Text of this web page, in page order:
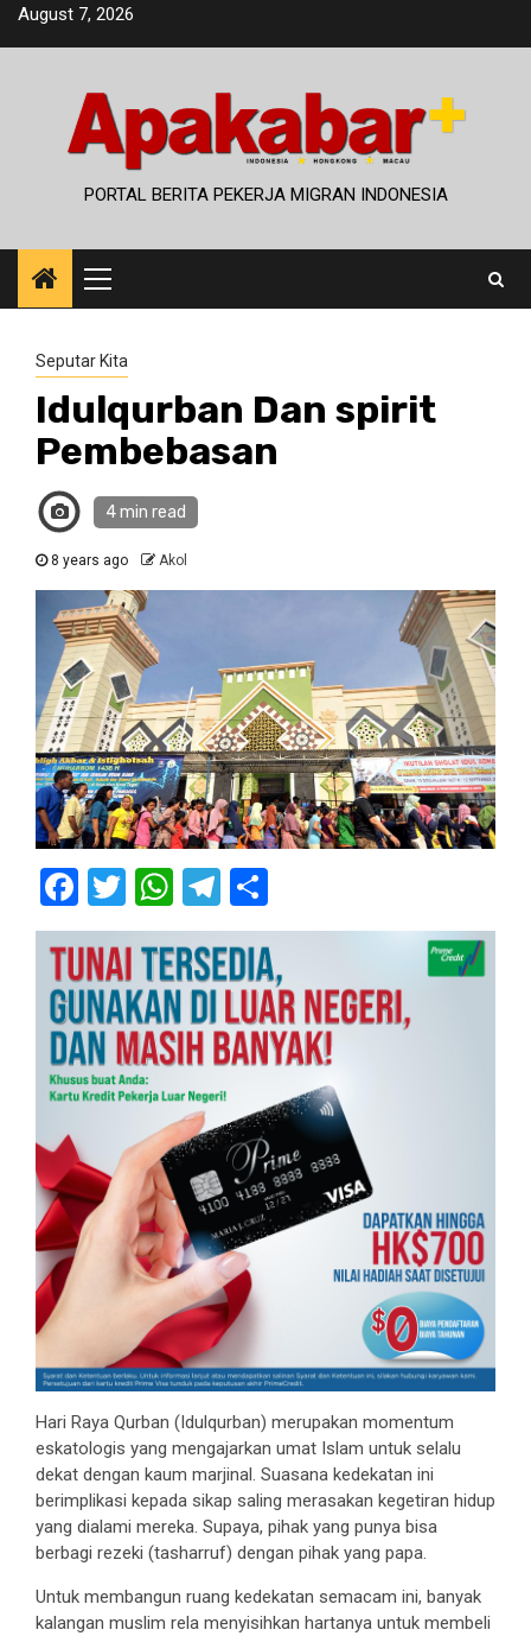
SkipAugust 7, 2026
PORTAL BERITA PEKERJA MIGRAN INDONESIA
Primary
Menu
Seputar Kita
Idulqurban Dan spirit
Pembebasan
4 min read
8 years ago Akol
Facebook
Twitter
WhatsApp
Telegram
Hari Raya Qurban (Idulqurban) merupakan momentum
eskatologis yang mengajarkan umat Islam untuk selalu
dekat dengan kaum marjinal. Suasana kedekatan ini
berimplikasi kepada sikap saling merasakan kegetiran hidup
yang dialami mereka. Supaya, pihak yang punya bisa
berbagi rezeki (tasharruf) dengan pihak yang papa.
Untuk membangun ruang kedekatan semacam ini, banyak
kalangan muslim rela menyisihkan hartanya untuk membeli